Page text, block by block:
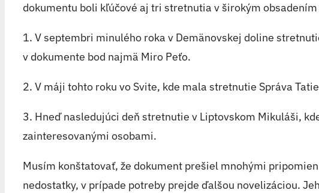
dokumentu boli kľúčové aj tri stretnutia v širokým obsadením
1. V septembri minulého roka v Demänovskej doline
v dokumente bod najmä Miro Peťo.
2. V máji tohto roku vo Svite, kde mala stretnutie Správa
3. Hneď nasledujúci deň stretnutie v Liptovskom Mikuláši,
zainteresovanými osobami.
Musím konštatovať, že dokument prešiel mnohými
nedostatky, v prípade potreby prejde ďalšou novelizáciou.